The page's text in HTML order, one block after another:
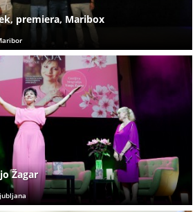
premiera, Maribox
Žagar